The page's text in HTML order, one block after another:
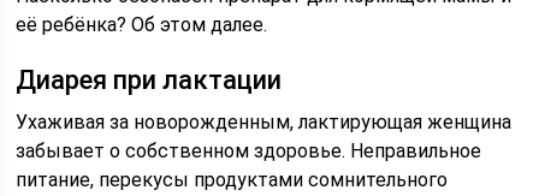
её ребёнка? Об этом далее.
Диарея при лактации
Ухаживая за новорожденным, лактирующая женщина
забывает о собственном здоровье. Неправильное
питание, перекусы продуктами сомнительного